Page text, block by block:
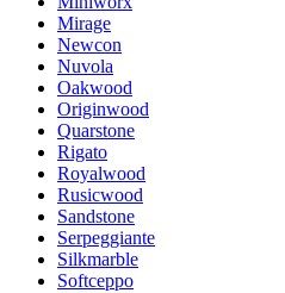
Mirage
Newcon
Nuvola
Oakwood
Originwood
Quarstone
Rigato
Royalwood
Rusicwood
Sandstone
Serpeggiante
Silkmarble
Softceppo